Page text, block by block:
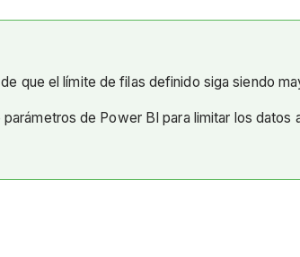
que el límite de filas definido siga siendo
de Power BI para limitar los